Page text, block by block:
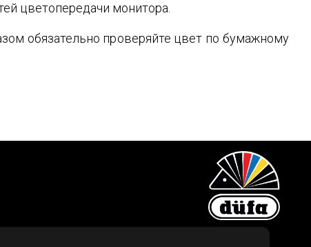
цветопередачи монитора.
обязательно проверяйте цвет по бумажному